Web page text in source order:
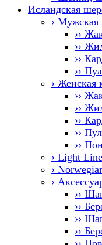
Исландская
› Мужская
››
››
››
››
› Женская
››
››
››
››
››
› Light Line
›
›
››
››
››
››